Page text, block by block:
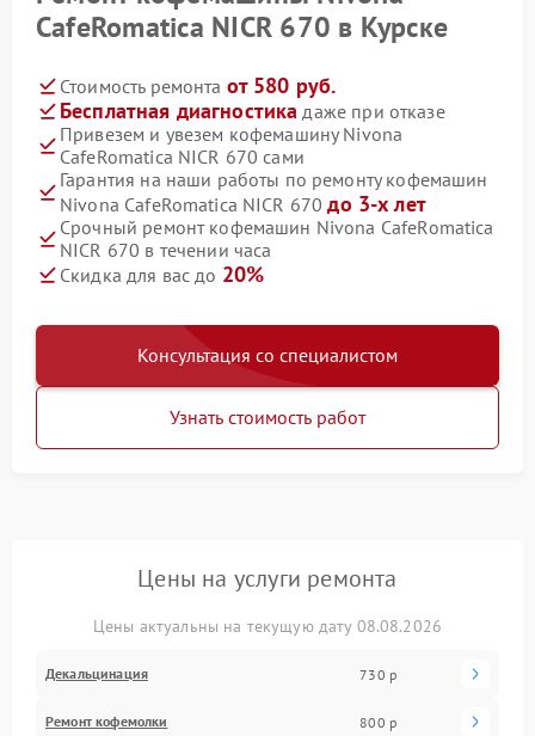
CafeRomatica NICR 670 в Курске
Стоимость ремонта от 580 руб.
Бесплатная диагностика даже при отказе
Привезем и увезем кофемашину Nivona
CafeRomatica NICR 670 сами
Гарантия на наши работы по ремонту кофемашин
Nivona CafeRomatica NICR 670до 3-х лет
Срочный ремонт кофемашин Nivona CafeRomatica
NICR 670 в течении часа
Скидка для вас до 20%
Консультация со специалистом
Узнать стоимость работ
Цены на услуги ремонта
Цены актуальны на текущую дату 08.08.2026
Декальцинация 730 р
Ремонт кофемолки 800 р